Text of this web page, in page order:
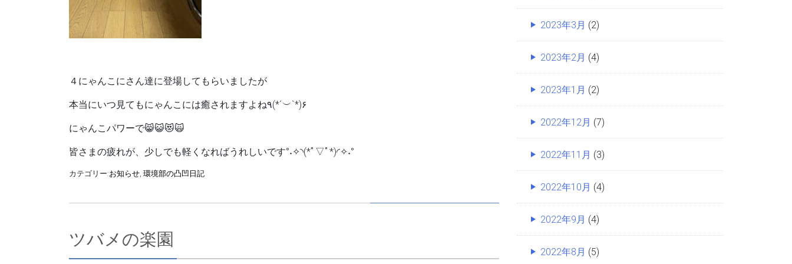
４にゃんこにさん達に登場してもらいましたが
本当にいつ見てもにゃんこには癒されますよね٩(*´︶`*)۶
にゃんこパワーで😸😺😻🙀
皆さまの疲れが、少しでも軽くなればうれしいです°˖✧◝(*ﾟ▽ﾟ*)◜✧˖°
カテゴリー:お知らせ, 環境部の凸凹日記
ツバメの楽園
2023年3月 (2)
2023年2月 (4)
2023年1月 (2)
2022年12月 (7)
2022年11月 (3)
2022年10月 (4)
2022年9月 (4)
2022年8月 (5)